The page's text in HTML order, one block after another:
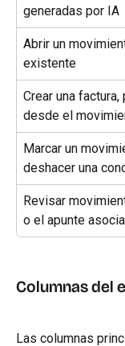
generadas por IA
Abrir un
existente
Crear una
desde el
Marcar un
deshacer una
Revisar
o el apunte
Columnas del
Las columnas